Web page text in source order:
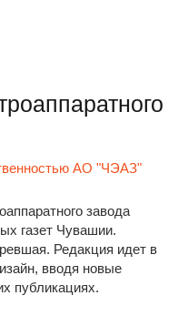
АО "ЧЭАЗ"
завода
газет Чувашии.
Редакция идет в
вводя новые
публикациях.